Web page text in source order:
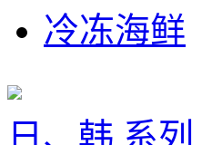
冷冻海鲜
日、韩 系列